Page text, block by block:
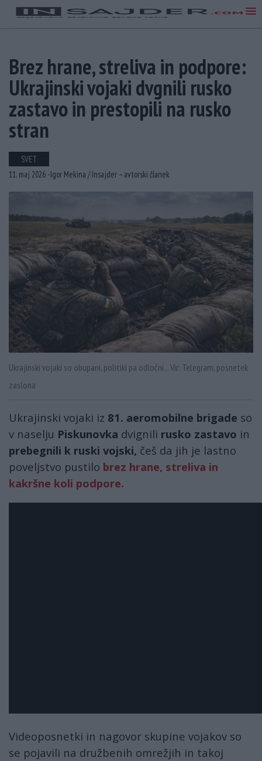
Brez hrane, streliva in podpore:
Ukrajinski vojaki dvgnili rusko
zastavo in prestopili na rusko
stran
SVET
11. maj 2026 -Igor Mekina /Insajder – avtorski članek
Ukrajinski vojaki so obupani, politiki pa odločni... Vir: Telegram, posnetek
zaslona
Ukrajinski vojaki iz 81. aeromobilne brigade so
v naselju Piskunovka dvignili rusko zastavo in
prebegnili k ruski vojski, češ da jih je lastno
poveljstvo pustilo brez hrane, streliva in
kakršne koli podpore.
Videoposnetki in nagovor skupine vojakov so
se pojavili na družbenih omrežjih in takoj